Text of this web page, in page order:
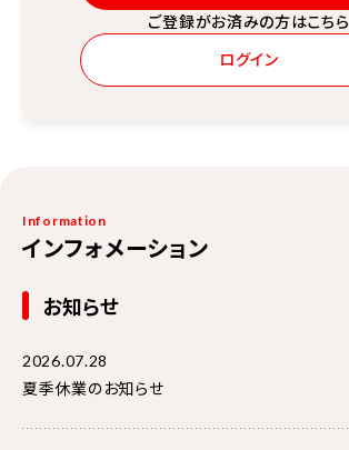
ご登録がお済みの方はこちら
ログイン
Information
インフォメーション
お知らせ
2026.07.28
夏季休業のお知らせ